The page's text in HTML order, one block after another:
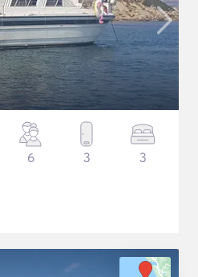
6 3 3